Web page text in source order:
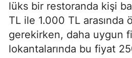
lüks bir restoranda kişi
TL ile 1.000 TL arasında
gerekirken, daha uygun
lokantalarında bu fiyat